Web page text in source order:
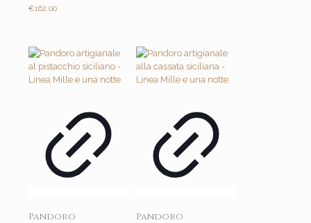
€162.00
Pandoro
Pandoro